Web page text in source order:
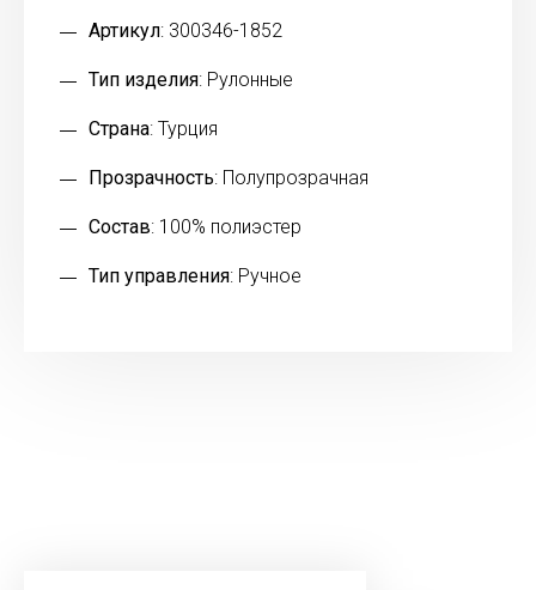
Артикул: 300346-1852
Тип изделия: Рулонные
Страна: Турция
Прозрачность: Полупрозрачная
Состав: 100% полиэстер
Тип управления: Ручное